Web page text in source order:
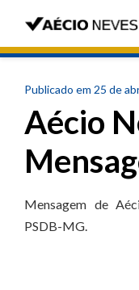
Publicado em 25 de
Aécio
Mensagem de
PSDB-MG.